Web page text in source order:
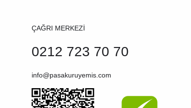
ÇAĞRI MERKEZİ
0212 723 70 70
info@pasakuruyemis.com